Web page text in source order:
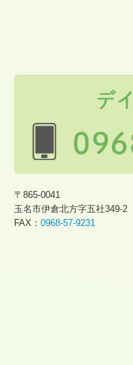
〒865-0041
玉名市伊倉北方字五社349-2
FAX： 0968-57-9231